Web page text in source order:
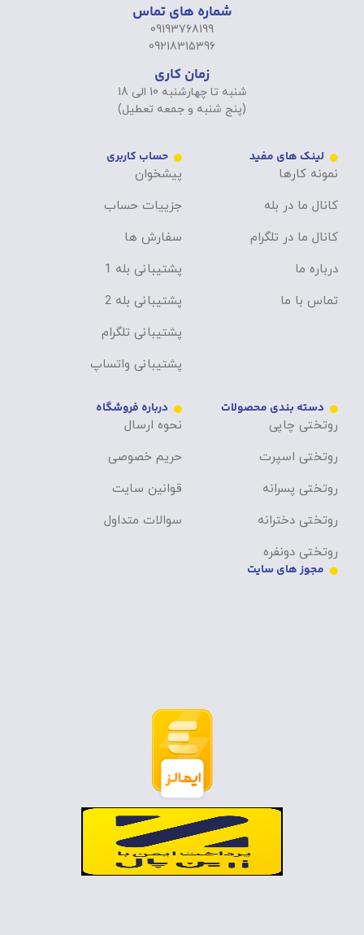
شماره های تماس
09193768199
09218315396
زمان کاری
شنبه تا چهارشنبه 10 الی 18
(پنج شنبه و جمعه تعطیل)
لینک های مفید
نمونه کارها
کانال ما در بله
کانال ما در تلگرام
درباره ما
تماس با ما
حساب کاربری
پیشخوان
جزییات حساب
سفارش ها
پشتیبانی بله 1
پشتیبانی بله 2
پشتیبانی تلگرام
پشتیبانی واتساپ
دسته بندی محصولات
روتختی چاپی
روتختی اسپرت
روتختی پسرانه
روتختی دخترانه
روتختی دونفره
درباره فروشگاه
نحوه ارسال
حریم خصوصی
قوانین سایت
سوالات متداول
مجوز های سایت